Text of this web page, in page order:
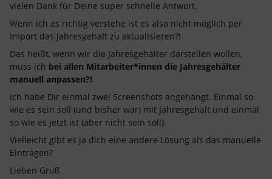
vielen Dank für Deine super schnelle Antwort.
Wenn ich es richtig verstehe ist es also nicht möglich per
Import das Jahresgehalt zu aktualisieren?!
Das heißt, wenn wir die Jahresgehälter darstellen wollen,
muss ich bei allen Mitarbeiter*innen die Jahresgehälter
manuell anpassen?!
Ich habe Dir einmal zwei Screenshots angehängt. Einmal so
wie es sein soll (und bisher war) mit Jahresgehalt und einmal
so wie es jetzt ist (aber nicht sein soll).
Vielleicht gibt es ja dich eine andere Lösung als das manuelle
Eintragen?
Lieben Gruß